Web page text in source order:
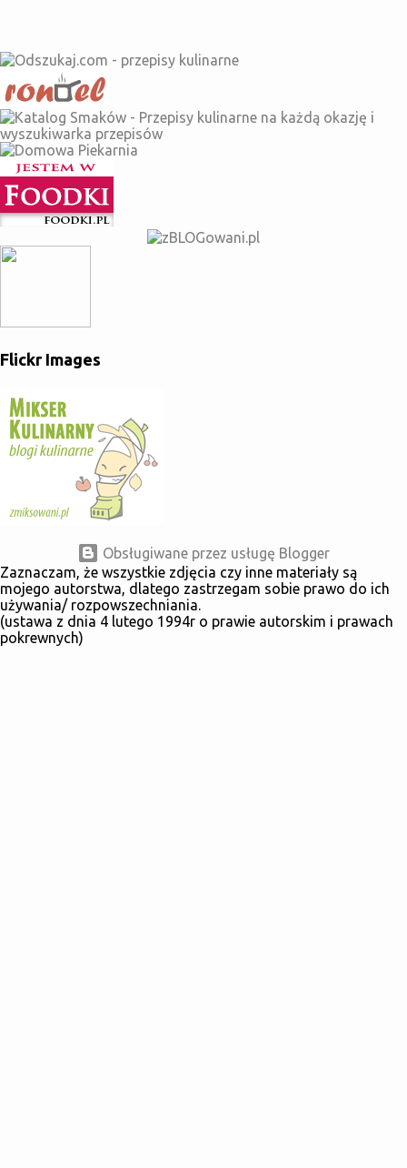
warzywa i ser pokrojone w drobniejszą kostkę(można dodać tez
kielbase, szynkę lub pieczarki- na imprezę super). Przekładamy
do form na muffinki i pieczemy 20 minut w 180 stopniach z
termoobiegiem.
Flickr Images
Obsługiwane przez usługę Blogger
Zaznaczam, że wszystkie zdjęcia czy inne materiały są
mojego autorstwa, dlatego zastrzegam sobie prawo do ich
używania/ rozpowszechniania.
(ustawa z dnia 4 lutego 1994r o prawie autorskim i prawach
pokrewnych)